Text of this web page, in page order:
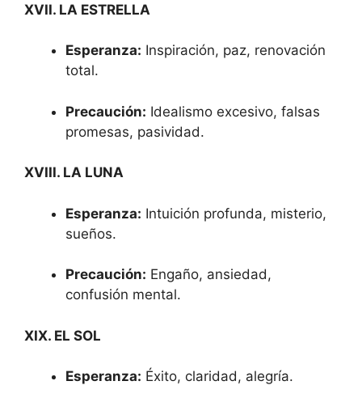
XVII. LA ESTRELLA
Esperanza: Inspiración, paz, renovación
total.
Precaución: Idealismo excesivo, falsas
promesas, pasividad.
XVIII. LA LUNA
Esperanza: Intuición profunda, misterio,
sueños.
Precaución: Engaño, ansiedad,
confusión mental.
XIX. EL SOL
Esperanza: Éxito, claridad, alegría.